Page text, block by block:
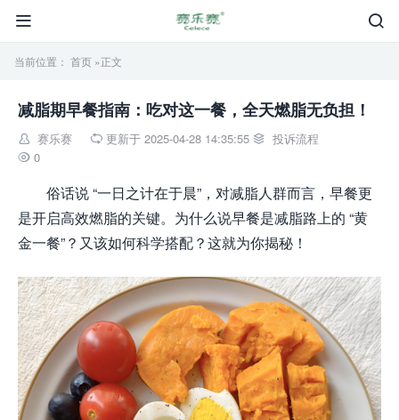


当前位置： 首页 »正文
减脂期早餐指南：吃对这一餐，全天燃脂无负担！
 赛乐赛  更新于 2025-04-28 14:35:55  投诉流程
 0
俗话说 “一日之计在于晨”，对减脂人群而言，早餐更
是开启高效燃脂的关键。为什么说早餐是减脂路上的 “黄
金一餐”？又该如何科学搭配？这就为你揭秘！